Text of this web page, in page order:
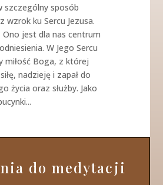
szczególny sposób
wzrok ku Sercu Jezusa.
Ono jest dla nas centrum
W Jego Sercu
miłość Boga, z której
nadzieję i zapał do
życia oraz służby. Jako
do medytacji